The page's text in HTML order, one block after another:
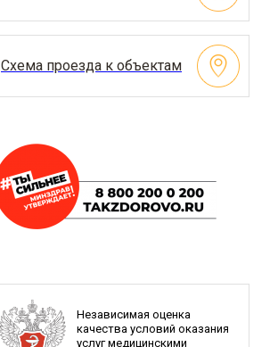
Схема проезда к объектам
Независимая оценка
качества условий оказания
услуг медицинскими